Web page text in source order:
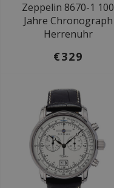
Zeppelin 8670-1 100
Jahre Chronograph
Herrenuhr
€329